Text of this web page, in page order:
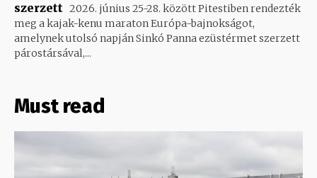
szerzett 2026. június 25-28. között Pitestiben rendezték
meg a kajak-kenu maraton Európa-bajnokságot,
amelynek utolsó napján Sinkó Panna ezüstérmet szerzett
párostársával,...
Must read